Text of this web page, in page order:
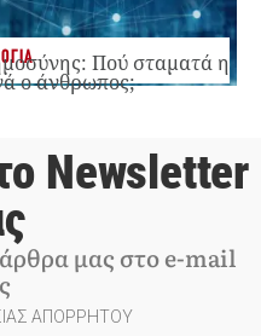
Πού σταματά η
ο άνθρωπος;
Newsletter
μας στο e-mail
ΑΠΟΡΡΗΤΟΥ